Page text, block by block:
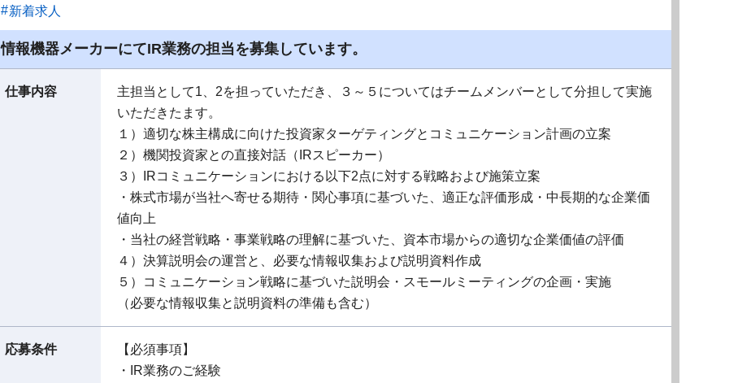
新着求人
情報機器メーカーにてIR業務の担当を募集しています。
仕事内容
主担当として1、2を担っていただき、３～５についてはチームメンバーとして分担して実施
いただきたます。
１）適切な株主構成に向けた投資家ターゲティングとコミュニケーション計画の立案
２）機関投資家との直接対話（IRスピーカー）
３）IRコミュニケーションにおける以下2点に対する戦略および施策立案
・株式市場が当社へ寄せる期待・関心事項に基づいた、適正な評価形成・中長期的な企業価
値向上
・当社の経営戦略・事業戦略の理解に基づいた、資本市場からの適切な企業価値の評価
４）決算説明会の運営と、必要な情報収集および説明資料作成
５）コミュニケーション戦略に基づいた説明会・スモールミーティングの企画・実施
（必要な情報収集と説明資料の準備も含む）
応募条件
【必須事項】
・IR業務のご経験